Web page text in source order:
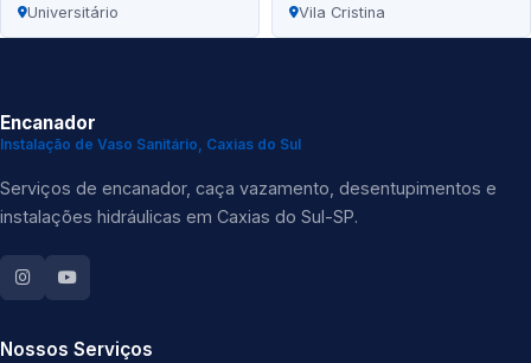
Universitário Vila Cristina
Encanador
Instalação de Vaso Sanitário, Caxias do Sul
Serviços de encanador, caça vazamento, desentupimentos e
instalações hidráulicas em Caxias do Sul-SP.
Nossos Serviços